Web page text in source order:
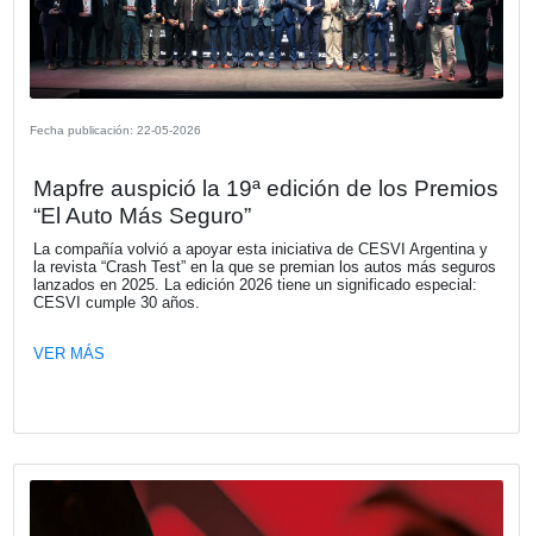
KIA Argentina. Astara, nuevo
Renault en Chile
Astara asumirá el rol de importador y distribuidor oficial
de productos.
VER MÁS